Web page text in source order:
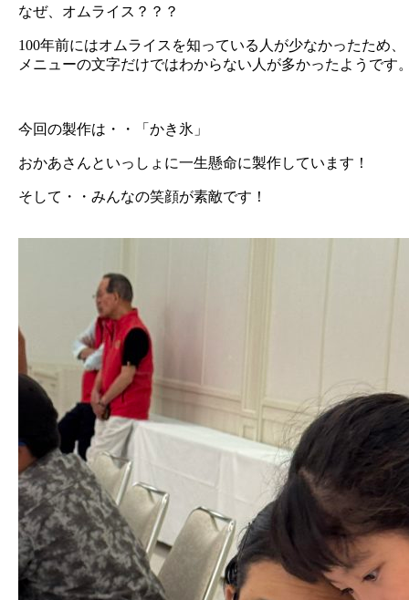
なぜ、オムライス？？？
100年前にはオムライスを知っている人が少なかったため、
メニューの文字だけではわからない人が多かったようです
今回の製作は・・「かき氷」
おかあさんといっしょに一生懸命に製作しています！
そして・・みんなの笑顔が素敵です！